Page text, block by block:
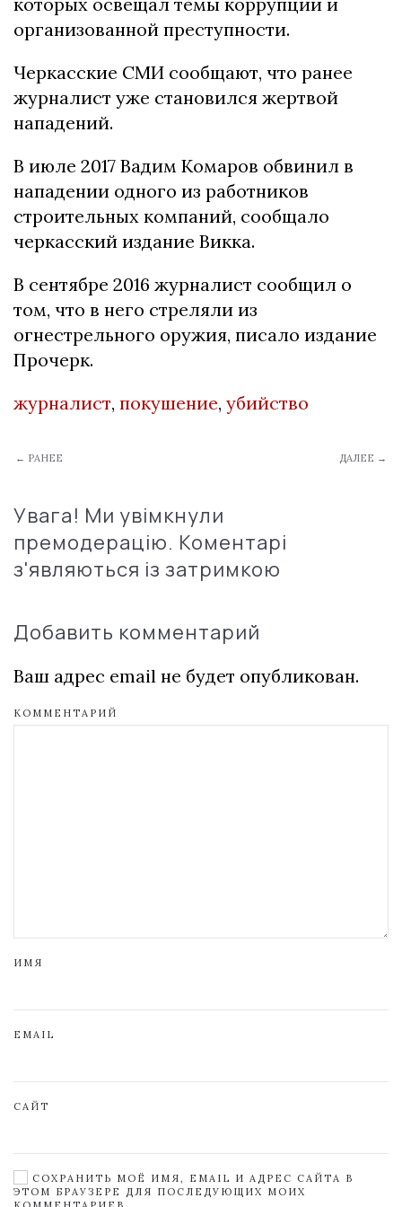
организованной преступности.
Черкасские СМИ сообщают, что ранее
журналист уже становился жертвой
нападений.
В июле 2017 Вадим Комаров обвинил в
нападении одного из работников
строительных компаний, сообщало
черкасский издание Викка.
В сентябре 2016 журналист сообщил о
том, что в него стреляли из
огнестрельного оружия, писало издание
Прочерк.
журналист, покушение, убийство
← РАНЕЕ ДАЛЕЕ →
Увага! Ми увімкнули
премодерацію. Коментарі
з'являються із затримкою
Добавить комментарий
Ваш адрес email не будет опубликован.
КОММЕНТАРИЙ
ИМЯ
EMAIL
САЙТ
СОХРАНИТЬ МОЁ ИМЯ, EMAIL И АДРЕС САЙТА В
ЭТОМ БРАУЗЕРЕ ДЛЯ ПОСЛЕДУЮЩИХ МОИХ